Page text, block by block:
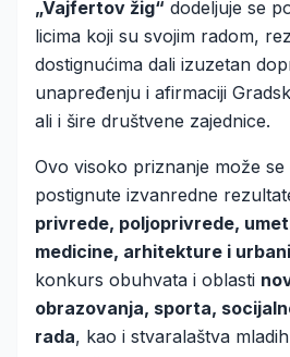
„Vajfertov žig“ dodeljuje se
licima koji su svojim radom,
dostignućima dali izuzetan
unapređenju i afirmaciji
ali i šire društvene zajednice.
Ovo visoko priznanje može se
postignute izvanredne
privrede, poljoprivrede,
medicine, arhitekture i
konkurs obuhvata i oblasti
obrazovanja, sporta,
rada, kao i stvaralaštva